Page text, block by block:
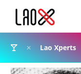
Lao Xperts